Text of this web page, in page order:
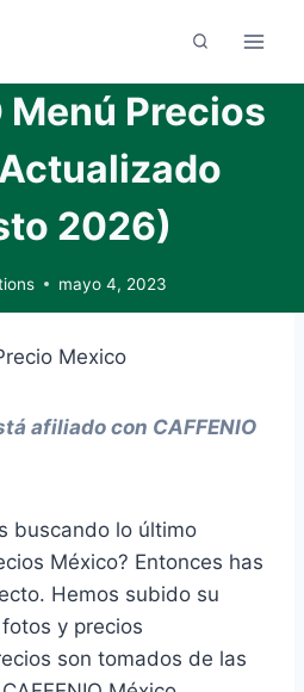
Menú Precios
2026)
mayo 4, 2023
afiliado con CAFFENIO
buscando lo último
México? Entonces has
Hemos subido su
y precios
son tomados de las